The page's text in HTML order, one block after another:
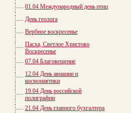
01.04 Международный день птиц
День геолога
Вербное воскресенье
Пасха, Светлое Христово
Воскресенье
07.04 Благовещение
12.04 День авиации и
космонавтики
19.04 День российской
полиграфии
21.04 День главного бухгалтера